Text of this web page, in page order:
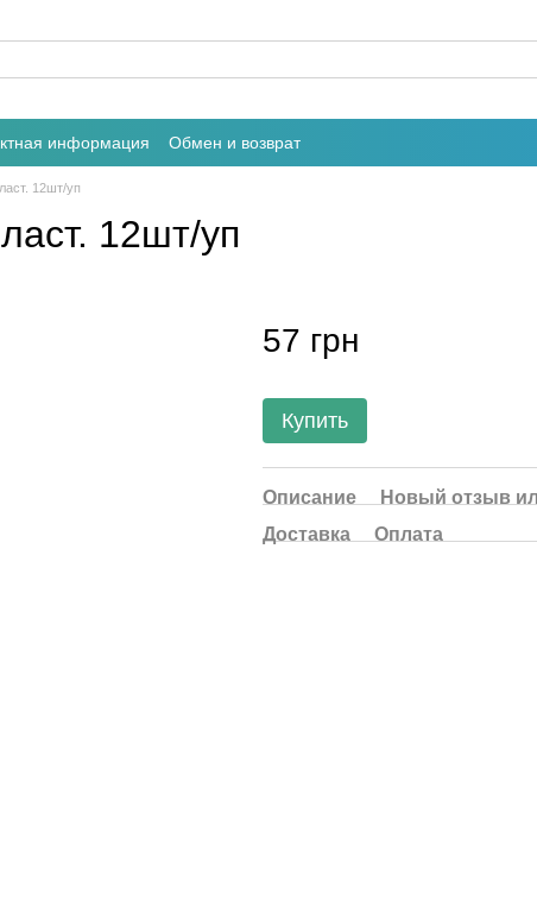
информация Обмен и возврат
12шт/уп
12шт/уп
57 грн
Купить
Описание
Новый отзыв
Доставка
Оплата